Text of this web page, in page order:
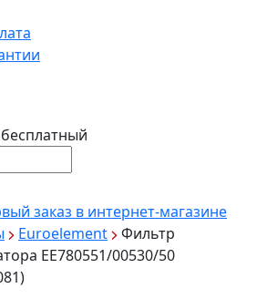
заказ в интернет-магазине
Euroelement
Фильтр
ЕЕ780551/00530/50